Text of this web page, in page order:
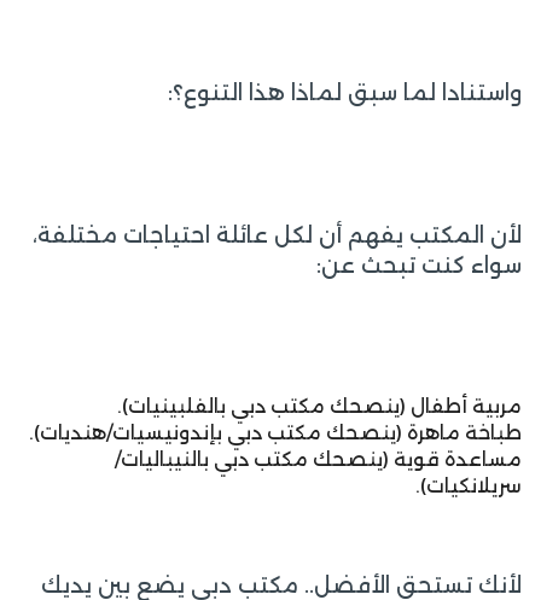
واستنادا لما سبق لماذا هذا التنوع؟:
لأن المكتب يفهم أن لكل عائلة احتياجات مختلفة،
سواء كنت تبحث عن:
مربية أطفال (ينصحك مكتب دبي بالفلبينيات).
طباخة ماهرة (ينصحك مكتب دبي بإندونيسيات/هنديات).
مساعدة قوية (ينصحك مكتب دبي بالنيباليات/
سريلانكيات).
لأنك تستحق الأفضل.. مكتب دبي يضع بين يديك